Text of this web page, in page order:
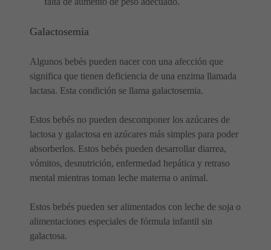
Galactosemia
Algunos bebés pueden nacer con una afección que
significa que tienen deficiencia de una enzima llamada
lactasa. Esta condición se llama galactosemia.
Estos bebés no pueden descomponer los azúcares de
lactosa y galactosa en azúcares más simples para poder
absorberlos. Estos bebés pueden desarrollar diarrea,
vómitos, desnutrición, enfermedad hepática y retraso
mental mientras toman leche materna o animal.
Estos bebés pueden ser alimentados con leche de soja o
alimentaciones especiales de fórmula infantil sin
galactosa.